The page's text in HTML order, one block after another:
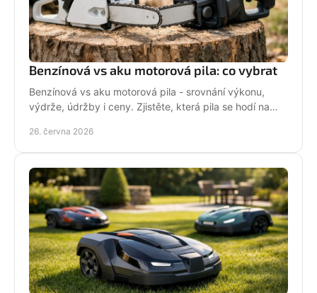
Benzínová vs aku motorová pila: co vybrat
Benzínová vs aku motorová pila - srovnání výkonu,
výdrže, údržby i ceny. Zjistěte, která pila se hodí na
26. června 2026